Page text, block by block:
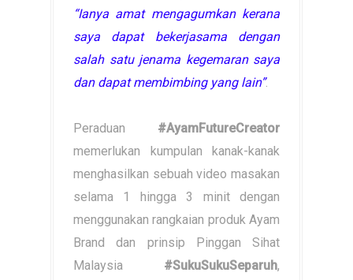
“Ianya amat mengagumkan kerana
saya dapat bekerjasama dengan
salah satu jenama kegemaran saya
dan dapat membimbing yang lain”.
Peraduan #AyamFutureCreator
memerlukan kumpulan kanak-kanak
menghasilkan sebuah video masakan
selama 1 hingga 3 minit dengan
menggunakan rangkaian produk Ayam
Brand dan prinsip Pinggan Sihat
Malaysia #SukuSukuSeparuh,